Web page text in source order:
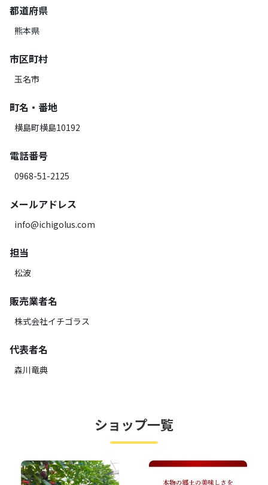
都道府県
熊本県
市区町村
玉名市
町名・番地
横島町横島10192
電話番号
0968-51-2125
メールアドレス
info@ichigolus.com
担当
松波
販売業者名
株式会社イチゴラス
代表者名
森川竜典
ショップ一覧